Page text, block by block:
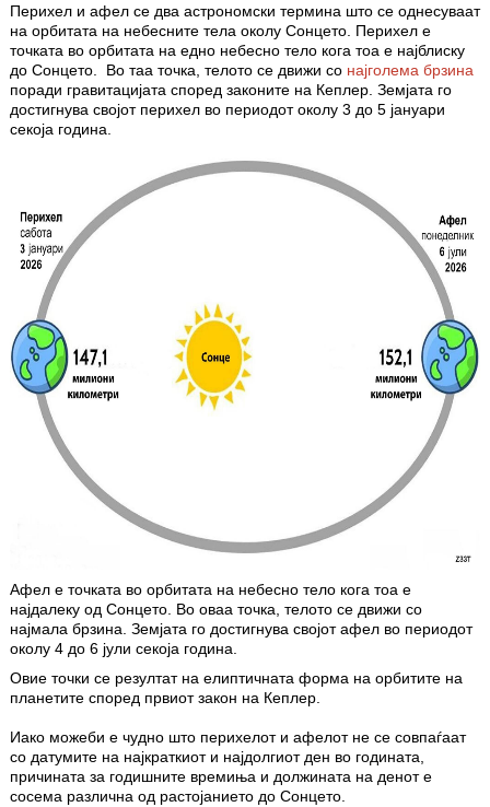
Перихел и афел се два астрономски термина што се однесуваат
на орбитата на небесните тела околу Сонцето. Перихел е
точката во орбитата на едно небесно тело кога тоа е најблиску
до Сонцето. Во таа точка, телото се движи со најголема брзина
поради гравитацијата според законите на Кеплер. Земјата го
достигнува својот перихел во периодот околу 3 до 5 јануари
секоја година.
Афел е точката во орбитата на небесно тело кога тоа е
најдалеку од Сонцето. Во оваа точка, телото се движи со
најмала брзина. Земјата го достигнува својот афел во периодот
околу 4 до 6 јули секоја година.
Овие точки се резултат на елиптичната форма на орбитите на
планетите според првиот закон на Кеплер.
Иако можеби е чудно што перихелот и афелот не се совпаѓаат
со датумите на најкраткиот и најдолгиот ден во годината,
причината за годишните времиња и должината на денот е
сосема различна од растојанието до Сонцето.